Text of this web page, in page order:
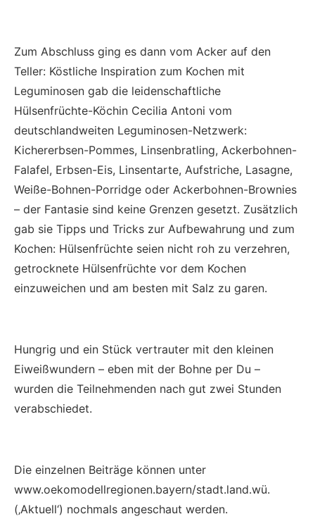
Zum Abschluss ging es dann vom Acker auf den
Teller: Köstliche Inspiration zum Kochen mit
Leguminosen gab die leidenschaftliche
Hülsenfrüchte-Köchin Cecilia Antoni vom
deutschlandweiten Leguminosen-Netzwerk:
Kichererbsen-Pommes, Linsenbratling, Ackerbohnen-
Falafel, Erbsen-Eis, Linsentarte, Aufstriche, Lasagne,
Weiße-Bohnen-Porridge oder Ackerbohnen-Brownies
– der Fantasie sind keine Grenzen gesetzt. Zusätzlich
gab sie Tipps und Tricks zur Aufbewahrung und zum
Kochen: Hülsenfrüchte seien nicht roh zu verzehren,
getrocknete Hülsenfrüchte vor dem Kochen
einzuweichen und am besten mit Salz zu garen.
Hungrig und ein Stück vertrauter mit den kleinen
Eiweißwundern – eben mit der Bohne per Du –
wurden die Teilnehmenden nach gut zwei Stunden
verabschiedet.
Die einzelnen Beiträge können unter
www.oekomodellregionen.bayern/stadt.land.wü.
(‚Aktuell‘) nochmals angeschaut werden.